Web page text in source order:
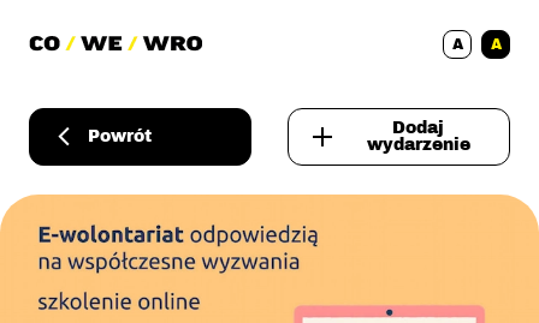
A A
Powrót
Dodaj
wydarzenie